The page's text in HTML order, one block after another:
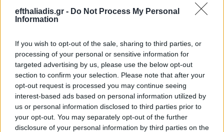
efthaliadis.gr - Do Not Process My Personal
Information
If you wish to opt-out of the sale, sharing to third parties, or
processing of your personal or sensitive information for
targeted advertising by us, please use the below opt-out
section to confirm your selection. Please note that after your
opt-out request is processed you may continue seeing
interest-based ads based on personal information utilized by
us or personal information disclosed to third parties prior to
your opt-out. You may separately opt-out of the further
disclosure of your personal information by third parties on the